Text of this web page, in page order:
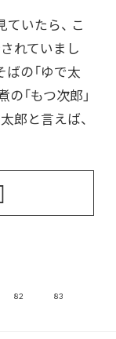
ていたら、 こ
れていまし
の「ゆで太
の「もつ次郎」
郎と言えば、
82 83